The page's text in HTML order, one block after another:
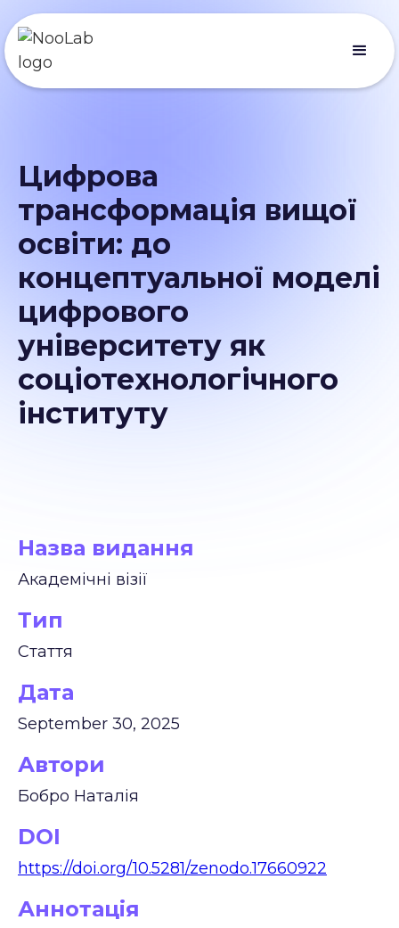
Цифрова
трансформація вищої
освіти: до
концептуальної моделі
цифрового
університету як
соціотехнологічного
інституту
Назва видання
Академічні візії
Тип
Стаття
Дата
September 30, 2025
Автори
Бобро Наталія
DOI
https://doi.org/10.5281/zenodo.17660922
Аннотація